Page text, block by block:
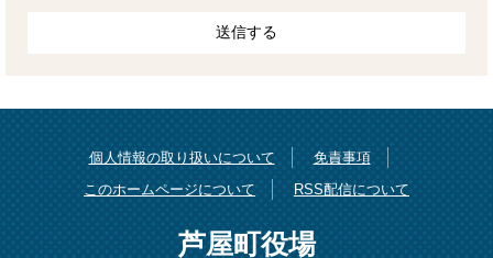
個人情報の取り扱いについて
免責事項
このホームページについて
RSS配信について
芦屋町役場